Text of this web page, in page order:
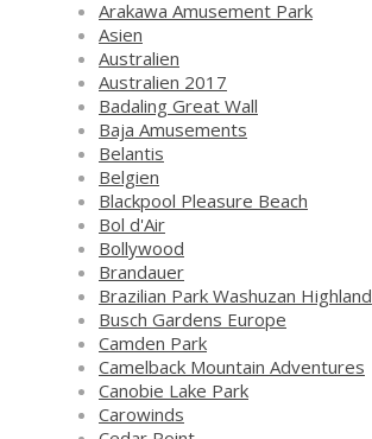
Arakawa Amusement Park
Asien
Australien
Australien 2017
Badaling Great Wall
Baja Amusements
Belantis
Belgien
Blackpool Pleasure Beach
Bol d'Air
Bollywood
Brandauer
Brazilian Park Washuzan Highland
Busch Gardens Europe
Camden Park
Camelback Mountain Adventures
Canobie Lake Park
Carowinds